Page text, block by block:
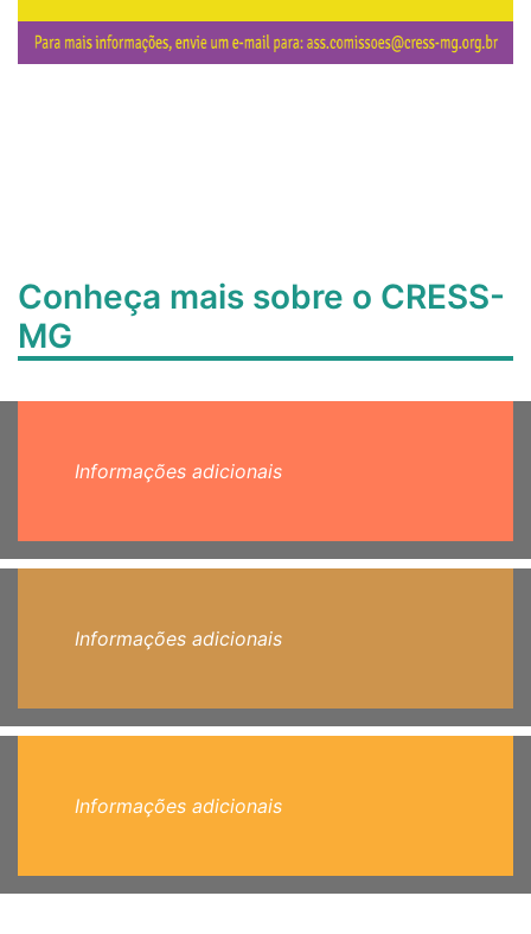
Conheça mais sobre o CRESS-
MG
Informações adicionais
Informações adicionais
Informações adicionais